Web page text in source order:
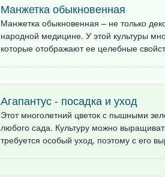
Манжетка обыкновенная
Манжетка обыкновенная – не только
народной медицине. У этой культуры
которые отображают ее целебные
Агапантус - посадка и уход
Этот многолетний цветок с пышными
любого сада. Культуру можно
требуется особый уход, поэтому с его